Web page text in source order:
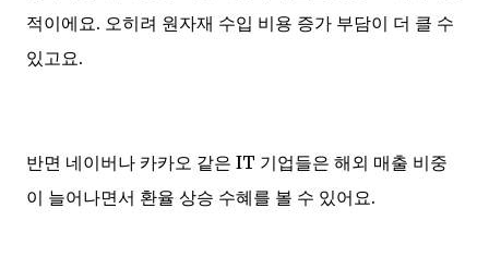
적이에요. 오히려 원자재 수입 비용 증가 부담이 더 클 수
있고요.
반면 네이버나 카카오 같은 IT 기업들은 해외 매출 비중
이 늘어나면서 환율 상승 수혜를 볼 수 있어요.